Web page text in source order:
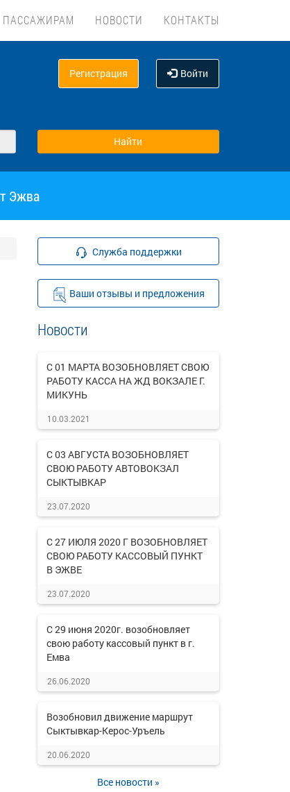
ПАССАЖИРАМ НОВОСТИ КОНТАКТЫ
Регистрация Войти
Эжва
Служба поддержки
Ваши отзывы и предложения
Новости
С 01 МАРТА ВОЗОБНОВЛЯЕТ СВОЮ
РАБОТУ КАССА НА ЖД ВОКЗАЛЕ Г.
МИКУНЬ
10.03.2021
С 03 АВГУСТА ВОЗОБНОВЛЯЕТ
СВОЮ РАБОТУ АВТОВОКЗАЛ
СЫКТЫВКАР
23.07.2020
С 27 ИЮЛЯ 2020 Г ВОЗОБНОВЛЯЕТ
СВОЮ РАБОТУ КАССОВЫЙ ПУНКТ
В ЭЖВЕ
23.07.2020
С 29 июня 2020г. возобновляет
свою работу кассовый пункт в г.
Емва
26.06.2020
Возобновил движение маршрут
Сыктывкар-Керос-Уръель
20.06.2020
Все новости »